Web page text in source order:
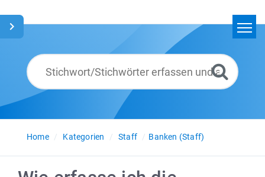
Glossar
Deutsch
Home
Kategorien Staff Banken (Staff)